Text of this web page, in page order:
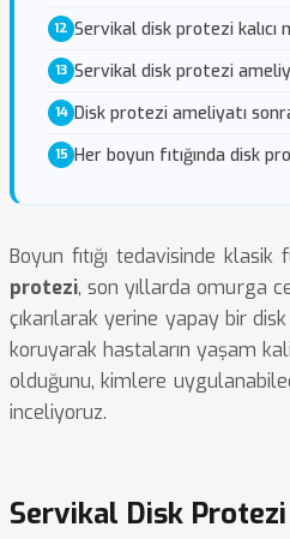
Servikal disk protezi kalıcı
Servikal disk protezi
Disk protezi ameliyatı
Her boyun fıtığında disk
Boyun fıtığı tedavisinde
protezi, son yıllarda omurga
çıkarılarak yerine yapay bir
koruyarak hastaların yaşam
olduğunu, kimlere
inceliyoruz.
Servikal Disk